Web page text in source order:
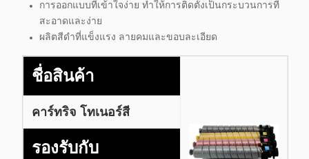
การออกแบบที่เข้าใจง่าย ทําให้การติดตั้งเป็นกระบวนการที่
สะอาดและง่าย
ผลิตสีดําที่แข็งแรง ลายคมและขอบละเอียด
ชื่อสินค้า
คาร์ทริจ โทเนอร์สี
รองรับกับ